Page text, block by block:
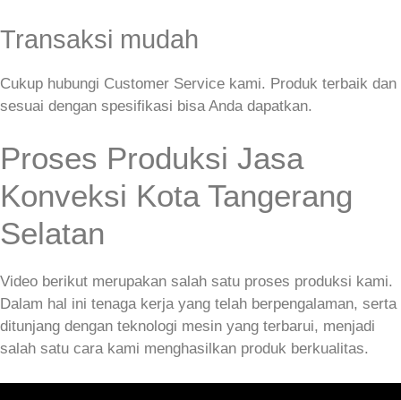
Transaksi mudah
Cukup hubungi Customer Service kami. Produk terbaik dan
sesuai dengan spesifikasi bisa Anda dapatkan.
Proses Produksi Jasa
Konveksi Kota Tangerang
Selatan
Video berikut merupakan salah satu proses produksi kami.
Dalam hal ini tenaga kerja yang telah berpengalaman, serta
ditunjang dengan teknologi mesin yang terbarui, menjadi
salah satu cara kami menghasilkan produk berkualitas.